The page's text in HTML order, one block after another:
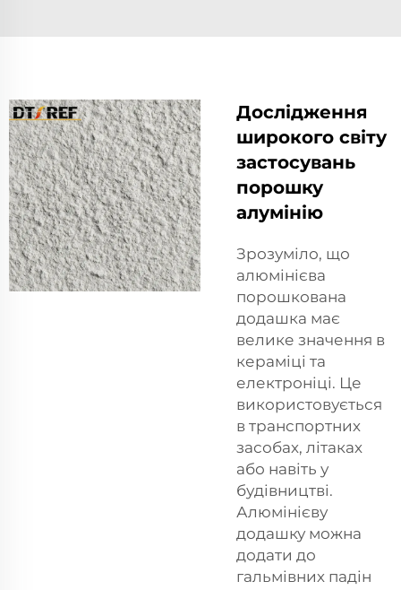
Дослідження
широкого світу
застосувань
порошку
алумінію
Зрозуміло, що
алюмінієва
порошкована
додашка має
велике значення в
кераміці та
електроніці. Це
використовується
в транспортних
засобах, літаках
або навіть у
будівництві.
Алюмінієву
додашку можна
додати до
гальмівних падін